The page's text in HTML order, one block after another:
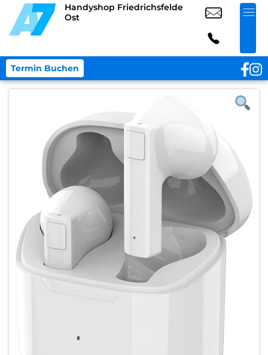
Handyshop Friedrichsfelde
Ost
Termin Buchen